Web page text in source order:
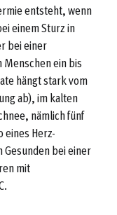
entsteht, wenn
einem Sturz in
bei einer
ein bis
hängt stark vom
ab), im kalten
nämlich fünf
eines Herz-
bei einer
mit